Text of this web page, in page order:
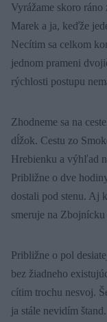
Vyrážame skoro
Marek a ja, keďže
Necítim sa celkom
jednom prameni
rýchlosti postupu
Zhodneme sa na ceste
dĺžok. Cestu zo
Hrebienku a výhľad
Približne o dve
dostali pod stenu. Aj
smeruje na
Približne o pol
bez žiadneho
cítim trochu nesvoj.
ja stále nevidím